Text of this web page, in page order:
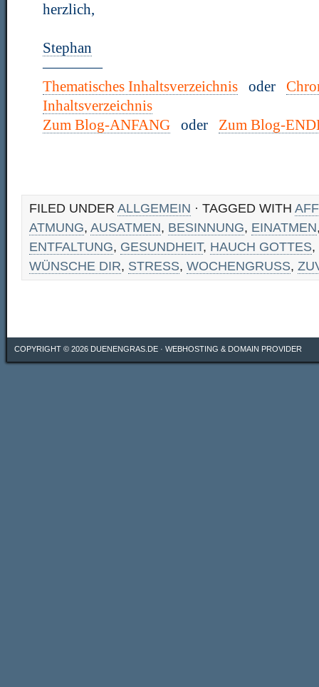
herzlich,
Stephan
————
Thematisches Inhaltsverzeichnis
oder
Inhaltsverzeichnis
Zum Blog-ANFANG
oder Zum Blog-
FILED UNDER ALLGEMEIN · TAGGED WITH
ATMUNG, AUSATMEN, BESINNUNG, EINATMEN
ENTFALTUNG, GESUNDHEIT, HAUCH GOTTES,
WÜNSCHE DIR, STRESS, WOCHENGRUSS ,
COPYRIGHT © 2026 DUENENGRAS.DE · WEBHOSTING & DOMAIN PROVIDER